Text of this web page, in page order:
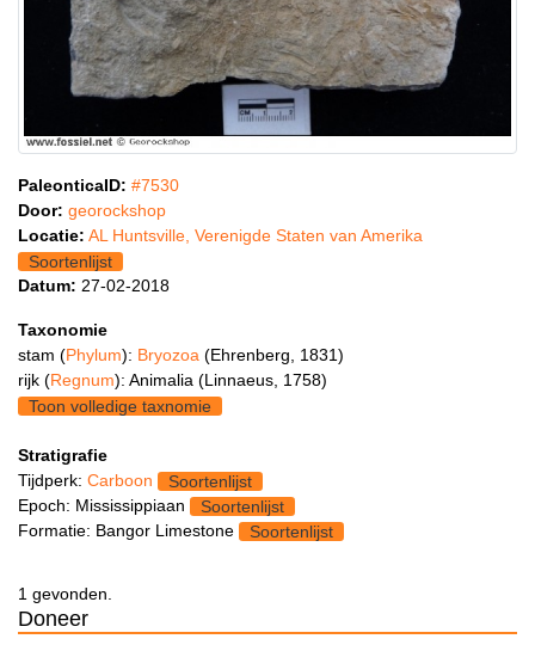
PaleonticaID: #7530
Door: georockshop
Locatie: AL Huntsville, Verenigde Staten van Amerika
Soortenlijst
Datum: 27-02-2018
Taxonomie
stam (Phylum): Bryozoa (Ehrenberg, 1831)
rijk (Regnum): Animalia (Linnaeus, 1758)
Toon volledige taxnomie
Stratigrafie
Tijdperk: Carboon
Soortenlijst
Epoch: Mississippiaan
Soortenlijst
Formatie: Bangor Limestone
Soortenlijst
1 gevonden.
Doneer